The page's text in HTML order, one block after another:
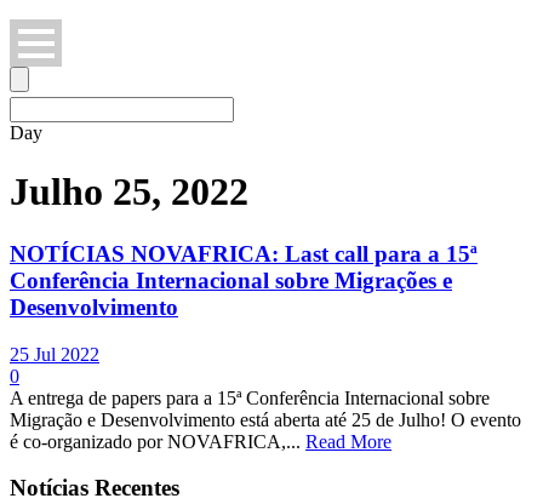
Day
Julho 25, 2022
NOTÍCIAS NOVAFRICA: Last call para a 15ª
Conferência Internacional sobre Migrações e
Desenvolvimento
25 Jul 2022
0
A entrega de papers para a 15ª Conferência Internacional sobre
Migração e Desenvolvimento está aberta até 25 de Julho! O evento
é co-organizado por NOVAFRICA,... Read More
Notícias Recentes